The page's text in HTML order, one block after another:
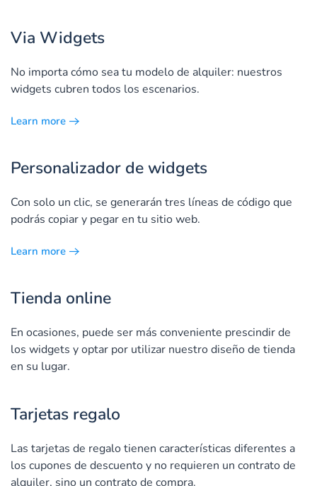
Via Widgets
No importa cómo sea tu modelo de alquiler: nuestros
widgets cubren todos los escenarios.
Learn more
Personalizador de widgets
Con solo un clic, se generarán tres líneas de código que
podrás copiar y pegar en tu sitio web.
Learn more
Tienda online
En ocasiones, puede ser más conveniente prescindir de
los widgets y optar por utilizar nuestro diseño de tienda
en su lugar.
Tarjetas regalo
Las tarjetas de regalo tienen características diferentes a
los cupones de descuento y no requieren un contrato de
alquiler, sino un contrato de compra.